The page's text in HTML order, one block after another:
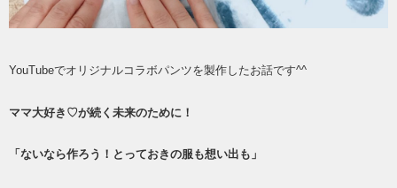
YouTubeでオリジナルコラボパンツを製作したお話です^^
ママ大好き♡が続く未来のために！
「ないなら作ろう！とっておきの服も想い出も」